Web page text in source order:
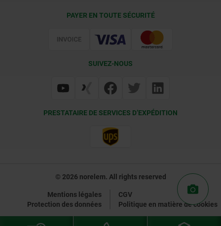
PAYER EN TOUTE SÉCURITÉ
SUIVEZ-NOUS
PRESTATAIRE DE SERVICES D’EXPÉDITION
© 2026 norelem. All rights reserved
Mentions légales
CGV
Protection des données
Politique en matière de cookies